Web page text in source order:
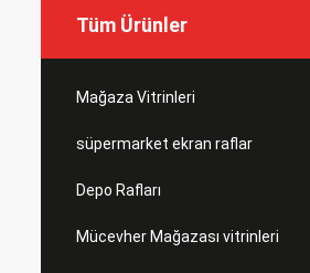
Tüm Ürünler
Mağaza Vitrinleri
süpermarket ekran raflar
Depo Rafları
Mücevher Mağazası vitrinleri